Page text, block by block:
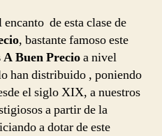
de esta clase de
, bastante famoso este
A Buen Precioa nivel
han distribuido , poniendo
el siglo XIX, a nuestros
a partir de la
a dotar de este